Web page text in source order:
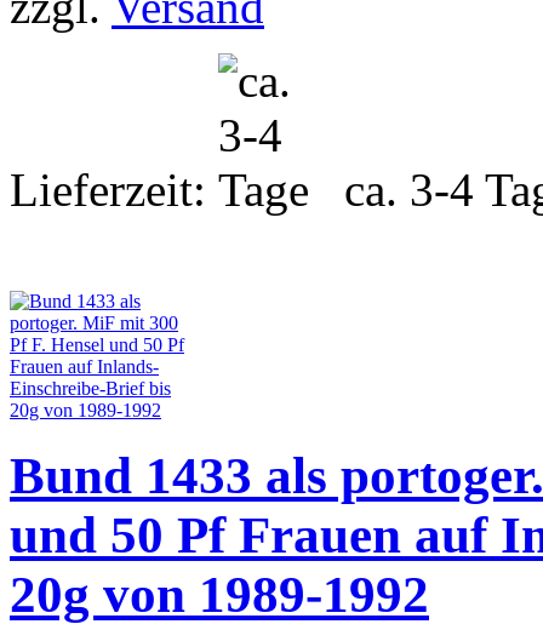
Lieferzeit: ca. 3-4
Bund 1433 als
und 50 Pf Frauen auf
20g von 1989-1992